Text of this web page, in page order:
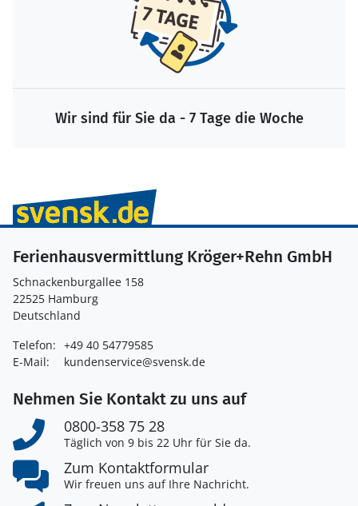
Wir sind für Sie da - 7 Tage die Woche
Ferienhausvermittlung Kröger+Rehn GmbH
Schnackenburgallee 158
22525 Hamburg
Deutschland
Telefon: +49 40 54779585
E-Mail:
kundenservice@svensk.de
Nehmen Sie Kontakt zu uns auf
0800-358 75 28
Täglich von 9 bis 22 Uhr für Sie da.
Zum Kontaktformular
Wir freuen uns auf Ihre Nachricht.